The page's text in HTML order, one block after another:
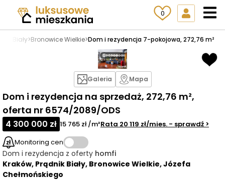
0
Biały>Bronowice Wielkie>Dom i rezydencja 7-pokojowa, 272,76 m²
Dom i rezydencja na sprzedaż, 272,76 m²,
oferta nr 6574/2089/ODS
4 300 000 zł 15 765 zł /m²Rata 20 119 zł/mies. - sprawdź >
Monitoring cen
Dom i rezydencja z oferty homfi
Kraków, Prądnik Biały, Bronowice Wielkie, Józefa
Chełmońskiego
Galeria Mapa